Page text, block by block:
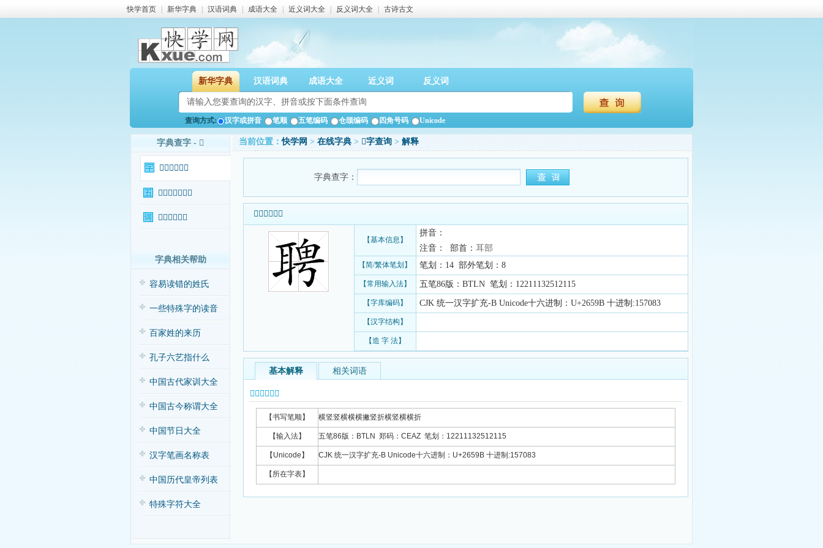
快学首页 新华字典 汉语词典 成语大全 近义词大全 反义词大全 古诗古文
新华字典 汉语词典 成语大全 近义词 反义词
查询方式: 汉字或拼音 笔顺 五笔编码 仓颉编码 四角号码 Unicode
字典查字 - 𦖛
𦖛字基本信息
𦖛字输入法查询
𦖛字相关词语
字典相关帮助
容易读错的姓氏
一些特殊字的读音
百家姓的来历
孔子六艺指什么
中国古代家训大全
中国古今称谓大全
中国节日大全
汉字笔画名称表
中国历代皇帝列表
特殊字符大全
当前位置：快学网 > 在线字典 > 𦖛字查询 > 解释
字典查字：
𦖛字基本信息
【基本信息】
拼音：
注音： 部首： 耳部
【简/繁体笔划】 笔划：14 部外笔划：8
【常用输入法】 五笔86版：BTLN 笔划：12211132512115
【字库编码】 CJK 统一汉字扩充-B Unicode十六进制：U+2659B 十进制:157083
【汉字结构】
【造 字 法】
基本解释 相关词语
𦖛字基本信息
【书写笔顺】 横竖竖横横横撇竖折横竖横横折
【输入法】 五笔86版：BTLN 郑码：CEAZ 笔划：12211132512115
【Unicode】 CJK 统一汉字扩充-B Unicode十六进制：U+2659B 十进制:157083
【所在字表】